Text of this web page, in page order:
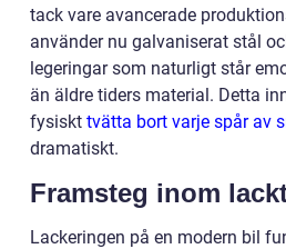
tack vare avancerade
använder nu galvaniserat stål
legeringar som naturligt står
än äldre tiders material. Detta
fysiskt tvätta bort varje spår av
dramatiskt.
Framsteg inom
Lackeringen på en modern bil